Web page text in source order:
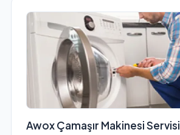
Awox Çamaşır Makinesi Servisi